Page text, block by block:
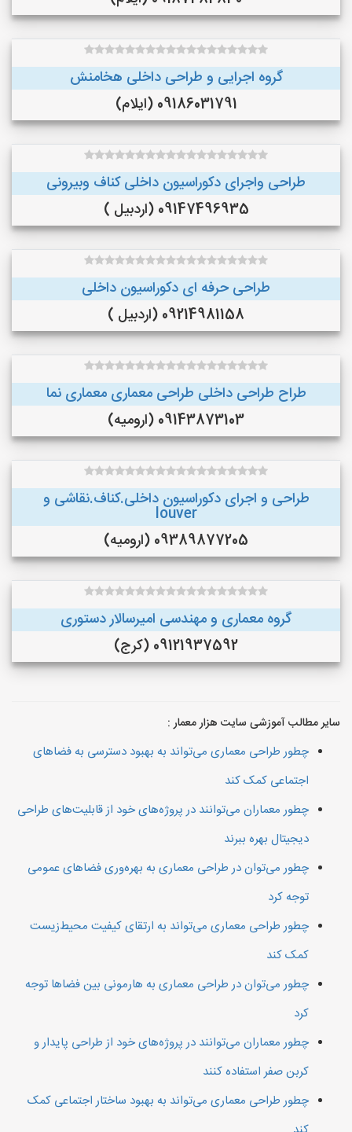
گروه اجرایی و طراحی داخلی هخامنش
09186031791 (ایلام)
طراحی واجرای دکوراسیون داخلی کناف وبیرونی
09147496935 (اردبیل )
طراحی حرفه ای دکوراسیون داخلی
09214981158 (اردبیل )
طراح طراحی داخلی طراحی معماری معماری نما
09143873103 (ارومیه)
طراحی و اجرای دکوراسیون داخلی.کناف.نقاشی و
louver
09389877205 (ارومیه)
گروه معماری و مهندسی امیرسالار دستوری
09121937592 (کرج)
سایر مطالب آموزشی سایت هزار معمار :
چطور طراحی معماری می‌تواند به بهبود دسترسی به فضاهای
اجتماعی کمک کند
چطور معماران می‌توانند در پروژه‌های خود از قابلیت‌های طراحی
دیجیتال بهره ببرند
چطور می‌توان در طراحی معماری به بهره‌وری فضاهای عمومی
توجه کرد
چطور طراحی معماری می‌تواند به ارتقای کیفیت محیط‌زیست
کمک کند
چطور می‌توان در طراحی معماری به هارمونی بین فضاها توجه
کرد
چطور معماران می‌توانند در پروژه‌های خود از طراحی پایدار و
کربن صفر استفاده کنند
چطور طراحی معماری می‌تواند به بهبود ساختار اجتماعی کمک